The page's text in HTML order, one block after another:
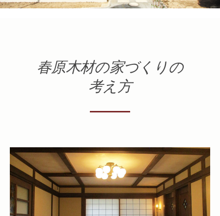
春原木材の家づくりの
考え方